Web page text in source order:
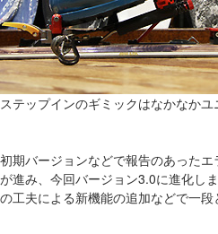
ステップインのギミックはなかなかユ
初期バージョンなどで報告のあった
が進み、今回バージョン3.0に進化し
の工夫による新機能の追加などで一段